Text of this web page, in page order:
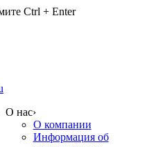
Ctrl + Enter
О нас›
О компании
Информация об